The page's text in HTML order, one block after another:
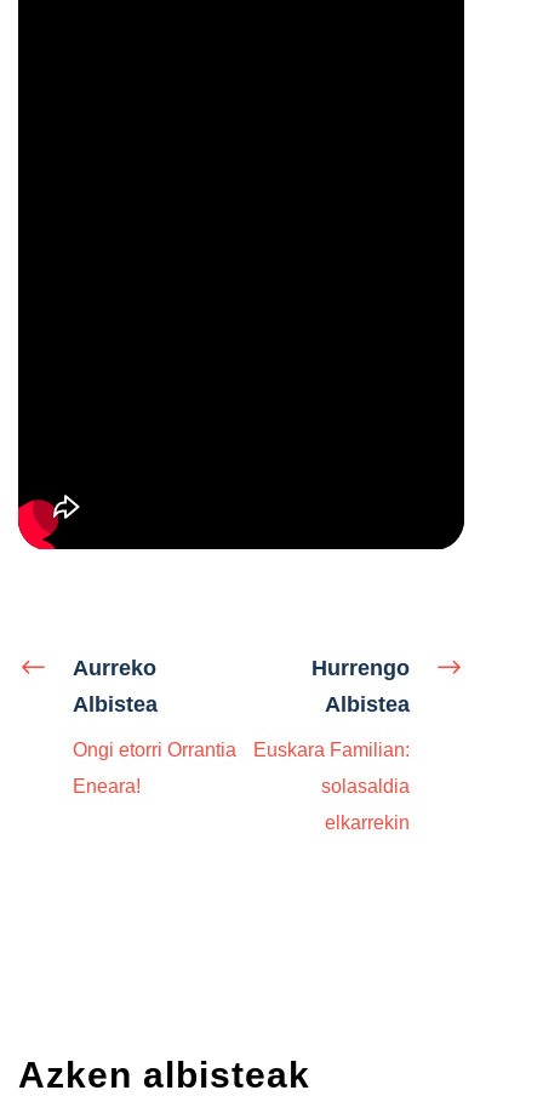
Aurreko
Albistea
Ongi etorri Orrantia
Eneara!
Hurrengo
Albistea
Euskara Familian:
solasaldia
elkarrekin
Azken albisteak